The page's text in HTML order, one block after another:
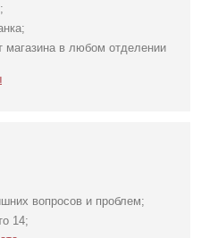
магазина в любом отделении
вопросов и проблем;
14;